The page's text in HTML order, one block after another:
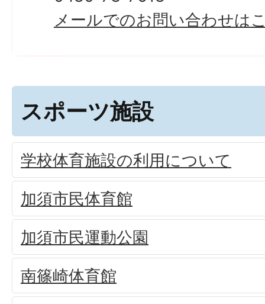
メールでのお問い合わせは
スポーツ施設
学校体育施設の利用について
加須市民体育館
加須市民運動公園
南篠崎体育館